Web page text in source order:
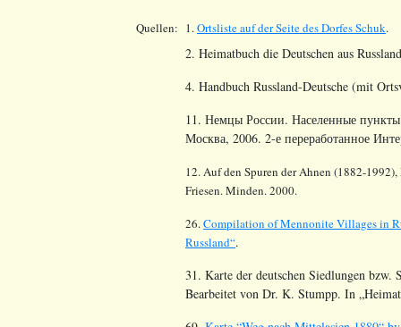
Quellen: 1.Ortsliste auf der Seite des DorfesSchuk.
2. Heimatbuch die Deutschen aus
4. Handbuch Russland-Deutsche (mit
11. Немцы России. Населенные
Москва, 2006. 2-е переработанное
12. Auf den Spuren der Ahnen (1882-
Friesen. Minden. 2000.
26.Compilation of Mennonite Villages in
Russland“.
31. Karte der deutschen Siedlungen
Bearbeitet von Dr. K. Stumpp. In